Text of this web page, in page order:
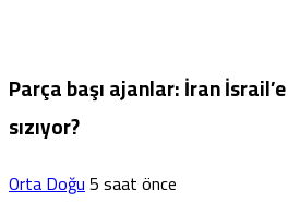
Parça başı ajanlar: İran
sızıyor?
Orta Doğu5 saat önce